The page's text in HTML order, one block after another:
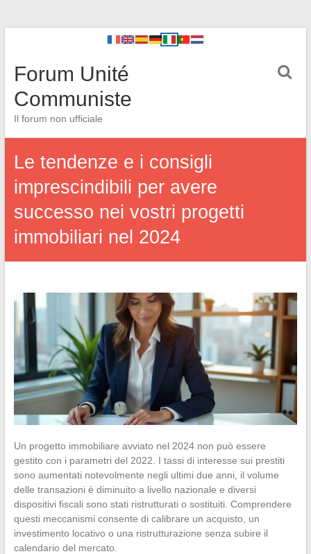
Forum Unité
Communiste
Il forum non ufficiale
Le tendenze e i consigli
imprescindibili per avere
successo nei vostri progetti
immobiliari nel 2024
Un progetto immobiliare avviato nel 2024 non può essere
gestito con i parametri del 2022. I tassi di interesse sui prestiti
sono aumentati notevolmente negli ultimi due anni, il volume
delle transazioni è diminuito a livello nazionale e diversi
dispositivi fiscali sono stati ristrutturati o sostituiti. Comprendere
questi meccanismi consente di calibrare un acquisto, un
investimento locativo o una ristrutturazione senza subire il
calendario del mercato.